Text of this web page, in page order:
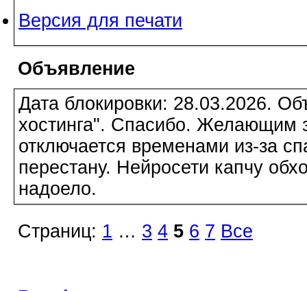
Версия для печати
Объявление
Дата блокировки: 28.03.2026.
хостинга". Спасибо. Желающим
отключается временами из-за
перестану. Нейросети капчу
надоело.
Страниц: 1 … 3 4 5 6 7 Все